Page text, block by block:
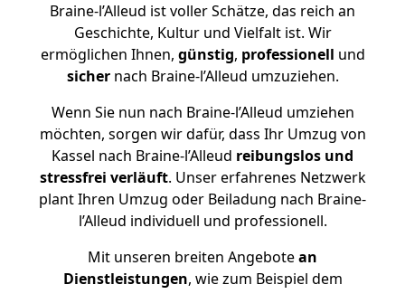
Braine-l’Alleud ist voller Schätze, das reich an
Geschichte, Kultur und Vielfalt ist. Wir
ermöglichen Ihnen, günstig, professionell und
sichernach Braine-l’Alleud umzuziehen.
Wenn Sie nun nach Braine-l’Alleud umziehen
möchten, sorgen wir dafür, dass Ihr Umzug von
Kassel nach Braine-l’Alleud reibungslos und
stressfrei verläuft. Unser erfahrenes Netzwerk
plant Ihren Umzug oder Beiladung nach Braine-
l’Alleud individuell und professionell.
Mit unseren breiten Angebotean
Dienstleistungen, wie zum Beispiel dem